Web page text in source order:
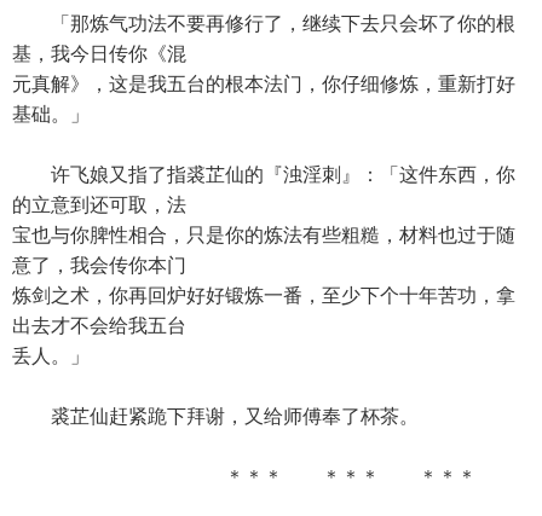
「那炼气功法不要再修行了，继续下去只会坏了你的根
基，我今日传你《混
元真解》，这是我五台的根本法门，你仔细修炼，重新打好
基础。」
许飞娘又指了指裘芷仙的『浊淫刺』：「这件东西，你
的立意到还可取，法
宝也与你脾性相合，只是你的炼法有些粗糙，材料也过于随
意了，我会传你本门
炼剑之术，你再回炉好好锻炼一番，至少下个十年苦功，拿
出去才不会给我五台
丢人。」
裘芷仙赶紧跪下拜谢，又给师傅奉了杯茶。
＊＊＊ ＊＊＊ ＊＊＊